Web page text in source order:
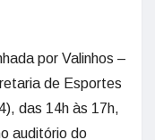
por Valinhos –
de Esportes
das 14h às 17h,
auditório do